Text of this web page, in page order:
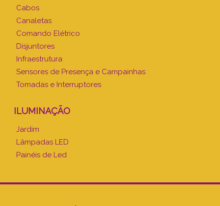
Cabos
Canaletas
Comando Elétrico
Disjuntores
Infraestrutura
Sensores de Presença e Campainhas
Tomadas e Interruptores
ILUMINAÇÃO
Jardim
Lâmpadas LED
Painéis de Led